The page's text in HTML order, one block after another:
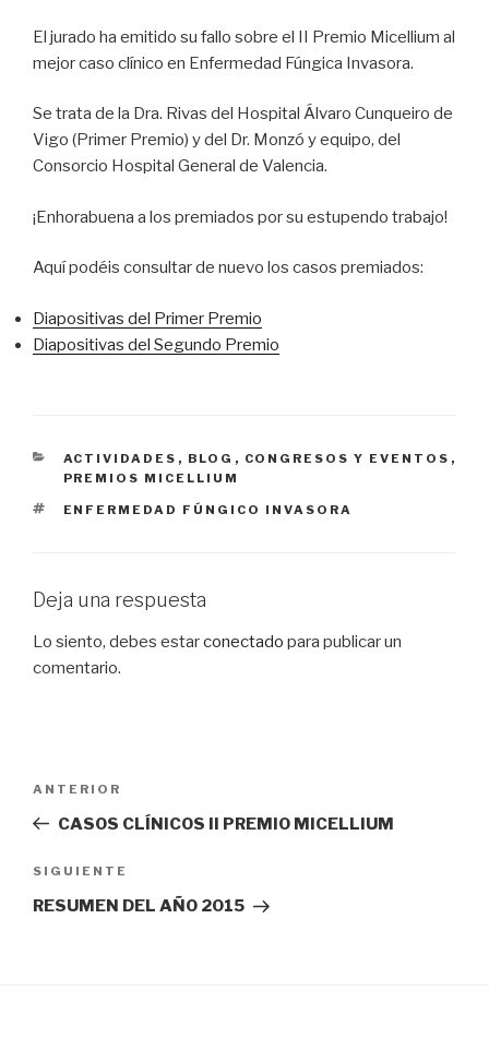
El jurado ha emitido su fallo sobre el II Premio Micellium al
mejor caso clínico en Enfermedad Fúngica Invasora.
Se trata de la Dra. Rivas del Hospital Álvaro Cunqueiro de
Vigo (Primer Premio) y del Dr. Monzó y equipo, del
Consorcio Hospital General de Valencia.
¡Enhorabuena a los premiados por su estupendo trabajo!
Aquí podéis consultar de nuevo los casos premiados:
Diapositivas del Primer Premio
Diapositivas del Segundo Premio
CATEGORÍAS
ACTIVIDADES , BLOG , CONGRESOS Y EVENTOS ,
PREMIOS MICELLIUM
ETIQUETAS
ENFERMEDAD FÚNGICO INVASORA
Deja una respuesta
Lo siento, debes estarconectado para publicar un
comentario.
entradas
Entrada
anterior:
ANTERIOR
CASOS CLÍNICOS II PREMIO MICELLIUM
Siguiente
entrada
SIGUIENTE
RESUMEN DEL AÑO 2015